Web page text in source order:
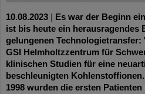
10.08.2023
Es war der Beginn
ist bis heute ein herausragendes
gelungenen Technologietransfer:
GSI Helmholtzzentrum für
klinischen Studien für eine
beschleunigten
1998 wurden die ersten